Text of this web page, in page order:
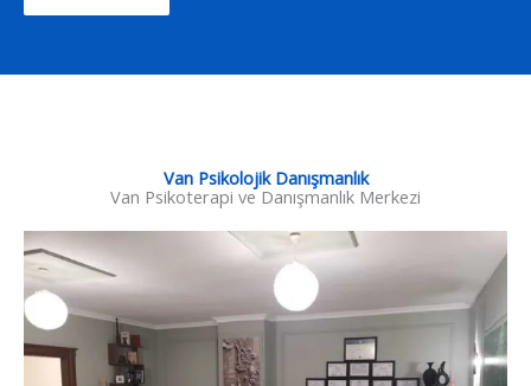
Van Psikolojik Danışmanlık
Van Psikoterapi ve Danışmanlık Merkezi